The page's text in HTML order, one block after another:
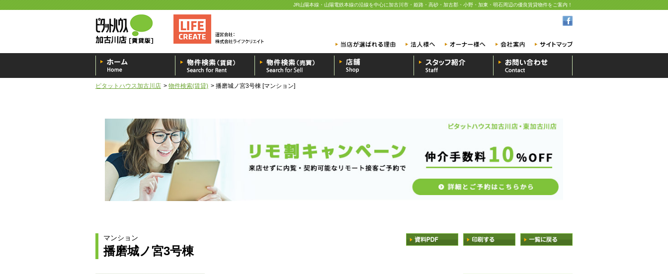
JR山陽本線・山陽電鉄本線の沿線を中心に加古川市・姫路・高砂・加古郡・小野・加東・明石周辺の優良賃貸物件をご案内！
ピタットハウス加古川店 物件検索(賃貸) 播磨城ノ宮3号棟 [マンション]
マンション
播磨城ノ宮3号棟